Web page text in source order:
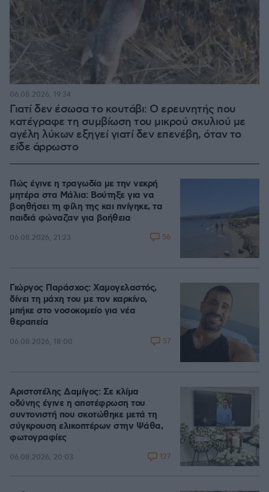
Γιατί δεν έσωσα το κουτάβι: Ο ερευνητής που
κατέγραφε τη συμβίωση του μικρού σκυλιού με
αγέλη λύκων εξηγεί γιατί δεν επενέβη, όταν το
είδε άρρωστο
06.08.2026, 19:34
Πώς έγινε η τραγωδία με την νεκρή
μητέρα στα Μάλια: Βούτηξε για να
βοηθήσει τη φίλη της και πνίγηκε, τα
παιδιά φώναζαν για βοήθεια
06.08.2026, 21:23 56
Γιώργος Παράσχος: Χαμογελαστός,
δίνει τη μάχη του με τον καρκίνο,
μπήκε στο νοσοκομείο για νέα
θεραπεία
06.08.2026, 18:00 57
Αριστοτέλης Δαμίγος: Σε κλίμα
οδύνης έγινε η αποτέφρωση του
συντονιστή που σκοτώθηκε μετά τη
σύγκρουση ελικοπτέρων στην Ψάθα,
φωτογραφίες
06.08.2026, 20:03 127